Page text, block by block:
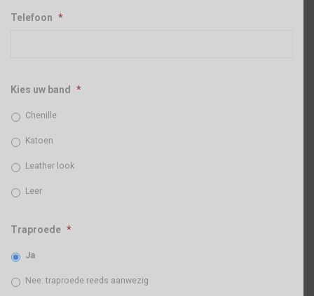
Telefoon *
Kies uw band *
Chenille
Katoen
Leather look
Leer
Traproede *
Ja
Nee: traproede reeds aanwezig